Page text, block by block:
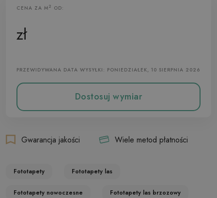
CENA ZA M2 OD:
zł
PRZEWIDYWANA DATA WYSYŁKI: PONIEDZIAŁEK, 10 SIERPNIA 2026
Dostosuj wymiar
Gwarancja jakości Wiele metod płatności
Fototapety Fototapety las
Fototapety nowoczesne Fototapety las brzozowy